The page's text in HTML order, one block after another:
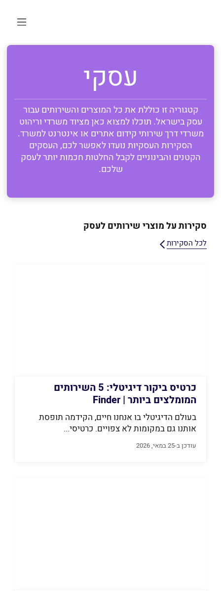
עסקי
קטגוריה זו כוללת את כל המוצרים והשירותים עבור
עסק בישראל. תוכלו למצוא כאן מציוד משרדי וריהוט
משרדי דרך שירותי קידום אתרים או אינטרנט למשרד.
הסקירות העסקיות נועדו לאפשר לכם, העסקים
הקטנים והבינוניים לקבל החלטות חכמות יותר לעסק
שלכם.
סקירות על מוצרי שירותים לעסק
לכל הסקירות
כרטיס ביקור דיגיטלי: 5 השירותים
המומלצים ביותר | Finder
בעולם הדיגיטלי בו אנחנו חיים, הקידמה תופסת
אותנו גם במקומות לא צפויים. כרטיסי...
עודכן ב-25 במאי, 2026